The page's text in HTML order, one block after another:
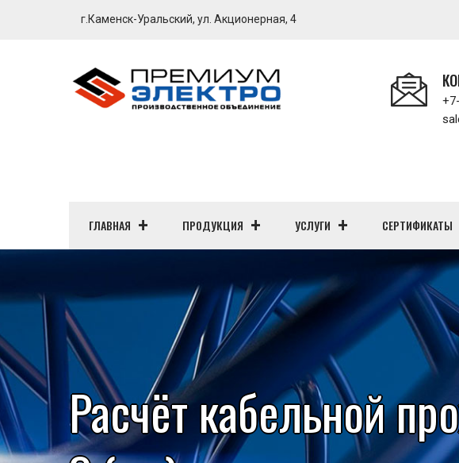
г.Каменск-Уральский, ул. Акционерная, 4
ГЛАВНАЯ ПРОДУКЦИЯ УСЛУГИ СЕРТИФИКАТЫ
Расчёт кабельной